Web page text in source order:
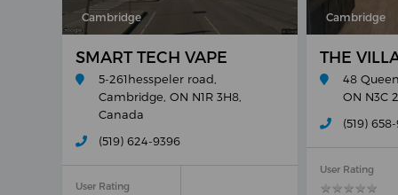
Cambridge
SMART TECH VAPE
5-261hesspeler road,
Cambridge, ON N1R 3H8,
Canada
(519) 624-9396
User Rating
Cambridge
THE
48
ON N3C
(519)
User Rating
★★★★★
★★★★★